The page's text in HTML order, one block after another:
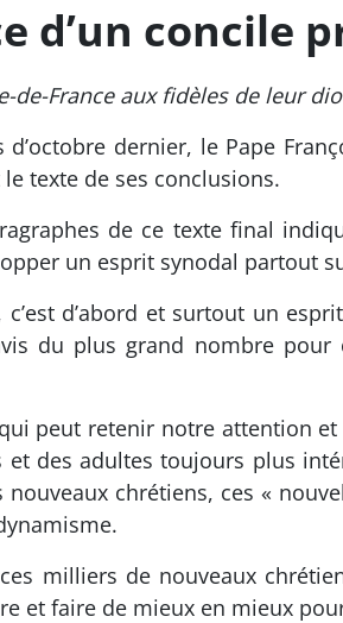
d’un concile
de-France aux fidèles de leur
dernier, le Pape
texte de ses conclusions.
de ce texte final
un esprit synodal partout
c’est d’abord et surtout un
du plus grand nombre
peut retenir notre attention
et des adultes toujours plus
nouveaux chrétiens, ces «
milliers de nouveaux
et faire de mieux en mieux